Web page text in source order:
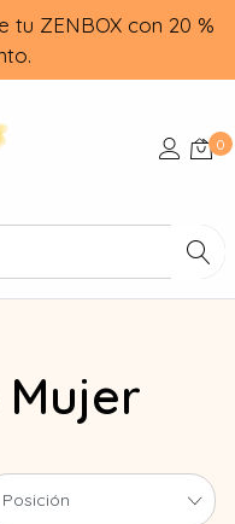
tu ZENBOX con 20 %
0